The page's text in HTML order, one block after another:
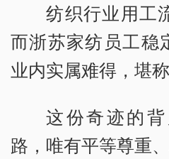
纺织行业用工
而浙苏家纺员工稳
业内实属难得，堪称
这份奇迹的
路，唯有平等尊重、